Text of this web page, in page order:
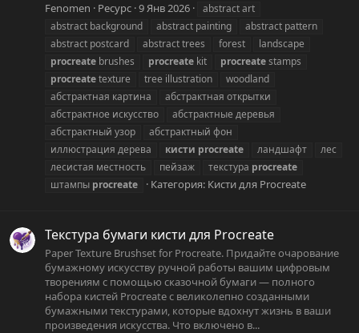
Fenomen
Ресурс 9 Янв 2026
abstract art
abstract background
abstract painting
abstract pattern
abstract postcard
abstract trees forest
landscape
procreate brushes procreate kit procreatestamps
procreatetexture tree illustration
woodland
абстрактная картина
абстрактная открытки
абстрактное искусство
абстрактные деревья
абстрактный узор
абстрактный фон
иллюстрация дерева
кисти procreate ландшафт
лес
лесистая местность
пейзаж текстура procreate
штампы procreate Категория: Кисти для Procreate
Текстура бумаги кисти для Procreate
Paper Texture Brushset for Procreate. Придайте очарование
бумажному искусству ручной работы вашим цифровым
творениям с помощью сказочной бумаги — полного
набора кистей Procreate с великолепно созданными
бумажными текстурами, которые вдохнут жизнь в ваши
произведения искусства. Что включено в...